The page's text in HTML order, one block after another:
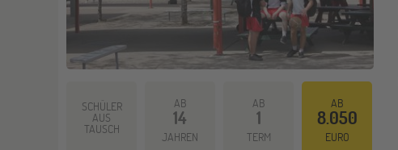
SCHÜLER
AUS
TAUSCH
AB
14
JAHREN
AB
1
TERM
AB
8.050
EURO